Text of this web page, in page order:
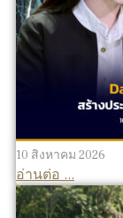
10 สิงหาคม 2026
อ่านต่อ ...